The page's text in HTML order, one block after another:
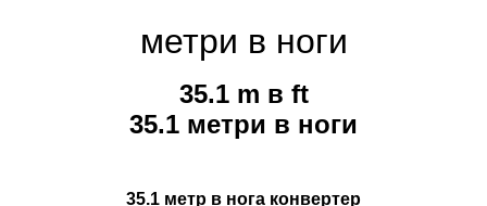
метри в ноги
35.1 m в ft
35.1 метри в ноги
35.1 метр в нога конвертер